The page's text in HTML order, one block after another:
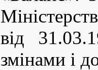
від
змінами і